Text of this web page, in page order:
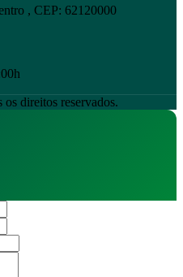
, CEP: 62120000
os direitos reservados.